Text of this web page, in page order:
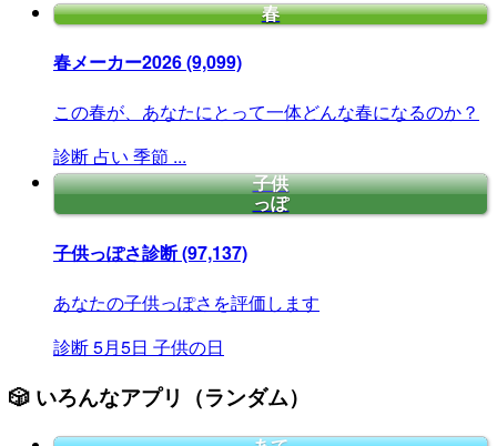
春
春メーカー2026(9,099)
この春が、あなたにとって一体どんな春になるのか？
診断 占い 季節 ...
子供
っぽ
子供っぽさ診断(97,137)
あなたの子供っぽさを評価します
診断5月5日 子供の日
🎲 いろんなアプリ（ランダム）